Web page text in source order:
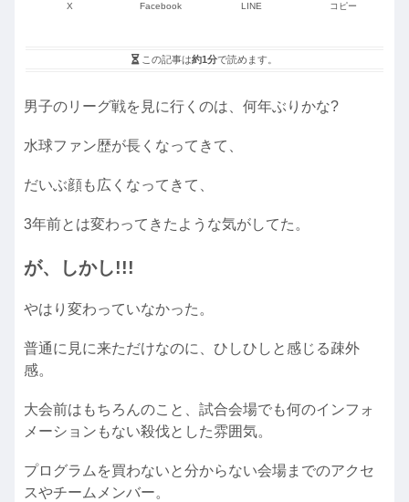
X Facebook LINE コピー
この記事は約1分で読めます。
男子のリーグ戦を見に行くのは、何年ぶりかな?
水球ファン歴が長くなってきて、
だいぶ顔も広くなってきて、
3年前とは変わってきたような気がしてた。
が、しかし!!!
やはり変わっていなかった。
普通に見に来ただけなのに、ひしひしと感じる疎外
感。
大会前はもちろんのこと、試合会場でも何のインフォ
メーションもない殺伐とした雰囲気。
プログラムを買わないと分からない会場までのアクセ
スやチームメンバー。